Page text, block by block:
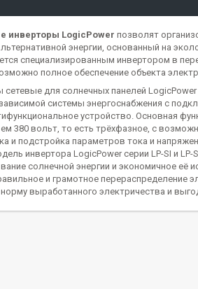
инверторы LogicPower позволят
энергии, основанный на
специализированным инвертором в
полное обеспечение объекта
для солнечных панелей
системы энергоснабжения с
устройство. Основная
380 вольт, то есть трёхфазное, с
и подстройка параметров тока и
инвертора LogicPower серии LP-SI и
солнечной энергии и экономичное
и грамотное перераспределение
выработанного электричества и